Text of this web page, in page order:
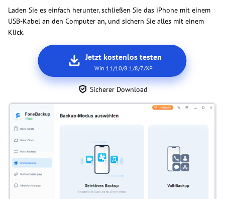
Laden Sie es einfach herunter, schließen Sie das iPhone mit einem
USB-Kabel an den Computer an, und sichern Sie alles mit einem
Klick.
Jetzt kostenlos testen
Win 11/10/8.1/8/7/XP
Sicherer Download